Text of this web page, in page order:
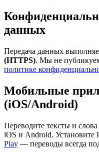
данных
Передача данных
(HTTPS). Мы не
политике
Мобильные
(iOS/Android)
Переводите тексты и слова
iOS и Android. Установите
Play — переводы всегда